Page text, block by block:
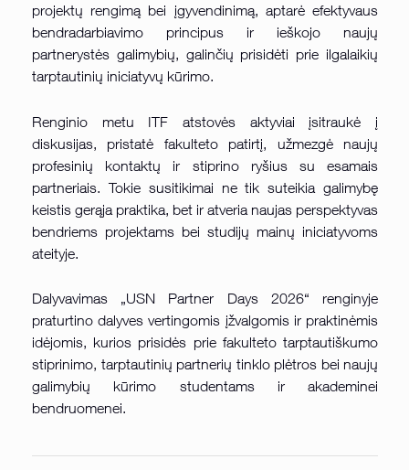
projektų rengimą bei įgyvendinimą, aptarė efektyvaus
bendradarbiavimo principus ir ieškojo naujų
partnerystės galimybių, galinčių prisidėti prie ilgalaikių
tarptautinių iniciatyvų kūrimo.
Renginio metu ITF atstovės aktyviai įsitraukė į
diskusijas, pristatė fakulteto patirtį, užmezgė naujų
profesinių kontaktų ir stiprino ryšius su esamais
partneriais. Tokie susitikimai ne tik suteikia galimybę
keistis gerąja praktika, bet ir atveria naujas perspektyvas
bendriems projektams bei studijų mainų iniciatyvoms
ateityje.
Dalyvavimas „USN Partner Days 2026“ renginyje
praturtino dalyves vertingomis įžvalgomis ir praktinėmis
idėjomis, kurios prisidės prie fakulteto tarptautiškumo
stiprinimo, tarptautinių partnerių tinklo plėtros bei naujų
galimybių kūrimo studentams ir akademinei
bendruomenei.